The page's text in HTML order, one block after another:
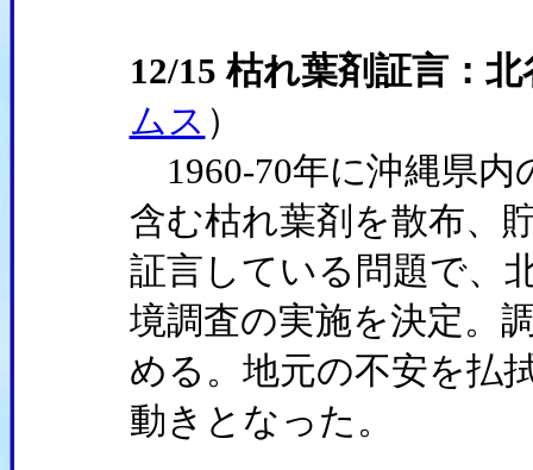
12/15 枯れ葉剤証言：
ムス ）
1960-70年に沖縄県内
含む枯れ葉剤を散布、
証言している問題で、
境調査の実施を決定。
める。地元の不安を払
動きとなった。